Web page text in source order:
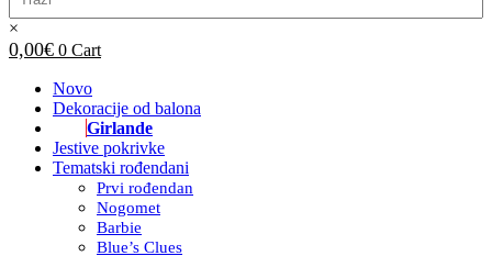
×
0,00€ 0 Cart
Novo
Dekoracije od balona
Girlande
Jestive pokrivke
Tematski rođendani
Prvi rođendan
Nogomet
Barbie
Blue’s Clues